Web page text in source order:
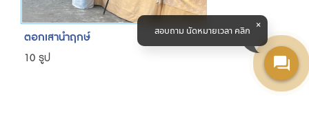
ตอกเสานำฤกษ์
10 รูป
สอบถาม นัดหมายเวลา คลิก